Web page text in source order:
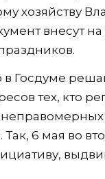
хозяйству
внесут
в Госдуме
тех, кто
Так, 6 мая во